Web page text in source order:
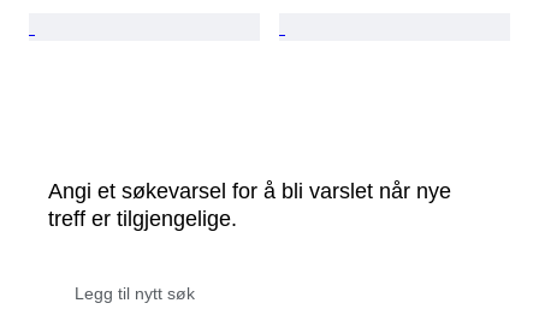
Angi et søkevarsel for å bli varslet når nye
treff er tilgjengelige.